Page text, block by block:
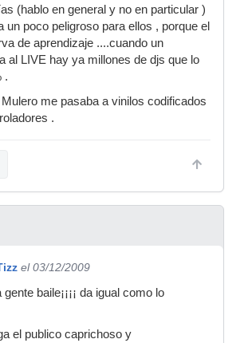
(hablo en general y no en particular )
un poco peligroso para ellos , porque el
de aprendizaje ....cuando un
al LIVE hay ya millones de djs que lo
.
me pasaba a vinilos codificados
.
el 03/12/2009
baile¡¡¡¡ da igual como lo
el publico caprichoso y